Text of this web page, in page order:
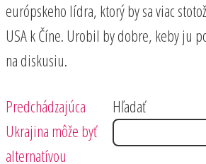
európskeho lídra, ktorý by sa viac
USA k Číne. Urobil by dobre, keby ju
na diskusiu.
Navigácia
v
Predchádzajúci
príspevok
Predchádzajúca
Ukrajina môže byť
alternatívou
Hľadať